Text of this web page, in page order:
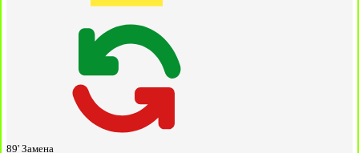
89' Замена